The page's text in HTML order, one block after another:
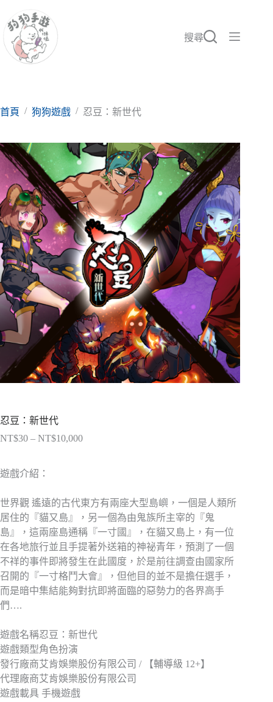
至
要
搜尋
首頁 / 狗狗遊戲 / 忍豆：新世代
忍豆：新世代
NT$30 – NT$10,000價
NT$30
到
NT$10,000
遊戲介紹：
世界觀 遙遠的古代東方有兩座大型島嶼，一個是人類所
居住的『貓又島』，另一個為由鬼族所主宰的『鬼
島』，這兩座島通稱『一寸國』，在貓又島上，有一位
在各地旅行並且手提著外送箱的神祕青年，預測了一個
不祥的事件即將發生在此國度，於是前往調查由國家所
召開的『一寸格鬥大會』，但他目的並不是擔任選手，
而是暗中集結能夠對抗即將面臨的惡勢力的各界高手
們….
遊戲名稱忍豆：新世代
遊戲類型角色扮演
發行廠商艾肯娛樂股份有限公司 / 【輔導級 12+】
代理廠商艾肯娛樂股份有限公司
遊戲載具 手機遊戲